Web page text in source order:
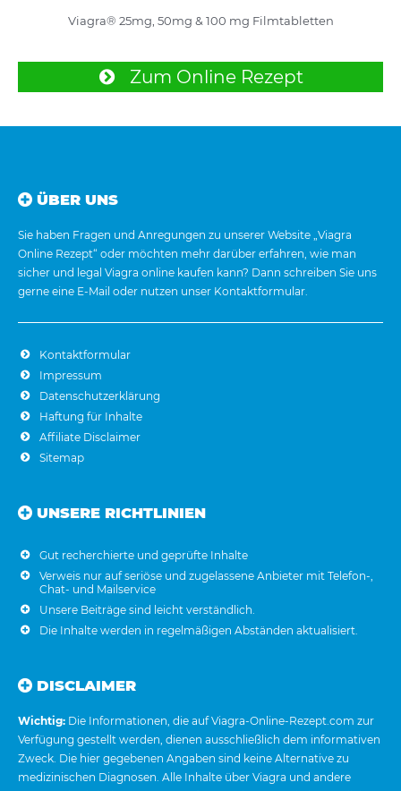
Viagra® 25mg, 50mg & 100 mg Filmtabletten
Zum Online Rezept
ÜBER UNS
Sie haben Fragen und Anregungen zu unserer Website „Viagra
Online Rezept“ oder möchten mehr darüber erfahren, wie man
sicher und legal Viagra online kaufen kann? Dann schreiben Sie uns
gerne eine E-Mail oder nutzen unser Kontaktformular.
Kontaktformular
Impressum
Datenschutzerklärung
Haftung für Inhalte
Affiliate Disclaimer
Sitemap
UNSERE RICHTLINIEN
Gut recherchierte und geprüfte Inhalte
Verweis nur auf seriöse und zugelassene Anbieter mit Telefon-,
Chat- und Mailservice
Unsere Beiträge sind leicht verständlich.
Die Inhalte werden in regelmäßigen Abständen aktualisiert.
DISCLAIMER
Wichtig: Die Informationen, die auf Viagra-Online-Rezept.com zur
Verfügung gestellt werden, dienen ausschließlich dem informativen
Zweck. Die hier gegebenen Angaben sind keine Alternative zu
medizinischen Diagnosen. Alle Inhalte über Viagra und andere